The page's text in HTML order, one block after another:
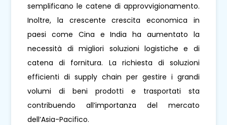
semplificano le catene di approvvigionamento.
Inoltre, la crescente crescita economica in
paesi come Cina e India ha aumentato la
necessità di migliori soluzioni logistiche e di
catena di fornitura. La richiesta di soluzioni
efficienti di supply chain per gestire i grandi
volumi di beni prodotti e trasportati sta
contribuendo all’importanza del mercato
dell’Asia-Pacifico.